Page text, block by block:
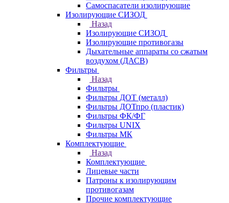
Самоспасатели изолирующие
Изолирующие СИЗОД
Назад
Изолирующие СИЗОД
Изолирующие противогазы
Дыхательные аппараты со сжатым
воздухом (ДАСВ)
Фильтры
Назад
Фильтры
Фильтры ДОТ (металл)
Фильтры ДОТпро (пластик)
Фильтры ФК/ФГ
Фильтры UNIX
Фильтры МК
Комплектующие
Назад
Комплектующие
Лицевые части
Патроны к изолирующим
противогазам
Прочие комплектующие